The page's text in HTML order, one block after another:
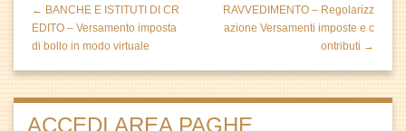
← BANCHE E ISTITUTI DI CR
EDITO – Versamento imposta
di bollo in modo virtuale
RAVVEDIMENTO – Regolarizz
azione Versamenti imposte e c
ontributi →
ACCEDI AREA PAGHE